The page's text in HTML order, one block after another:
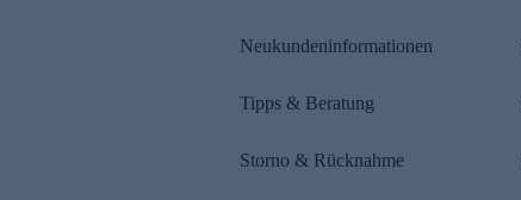
Neukundeninformationen
Tipps & Beratung
Storno & Rücknahme